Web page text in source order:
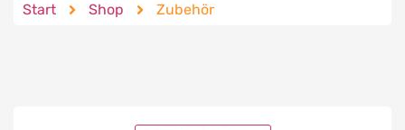
Start Shop Zubehör